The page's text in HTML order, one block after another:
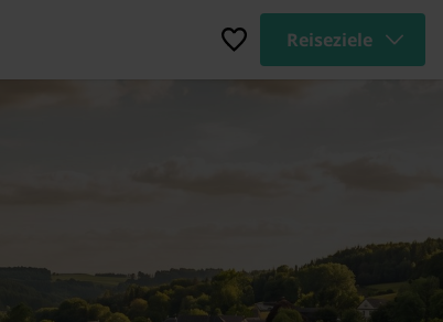
Reiseziele